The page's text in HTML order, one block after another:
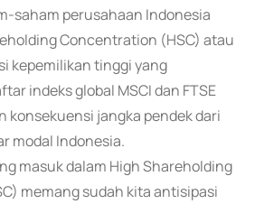
saham perusahaan Indonesia
Concentration (HSC) atau
kepemilikan tinggi yang
indeks global MSCI dan FTSE
konsekuensi jangka pendek dari
modal Indonesia.
masuk dalam High Shareholding
memang sudah kita antisipasi